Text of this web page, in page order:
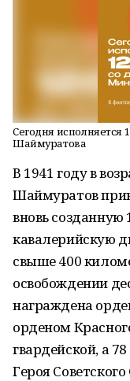
Сегодня исполняется
Шаймуратова
В 1941 году в
Шаймуратов
вновь
кавалерийскую
свыше 400
освобождении
награждена
орденом
гвардейской, а
Героя